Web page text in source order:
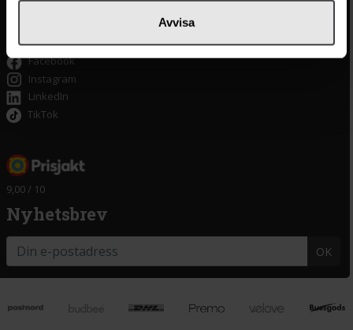
Avvisa
Om oss
Facebook
Instagram
LinkedIn
TikTok
9,00 / 10
Nyhetsbrev
OK